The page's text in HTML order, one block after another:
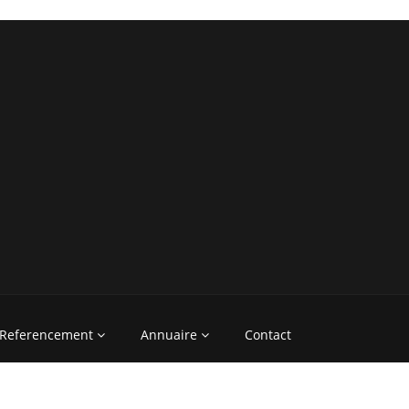
Referencement Annuaire Contact